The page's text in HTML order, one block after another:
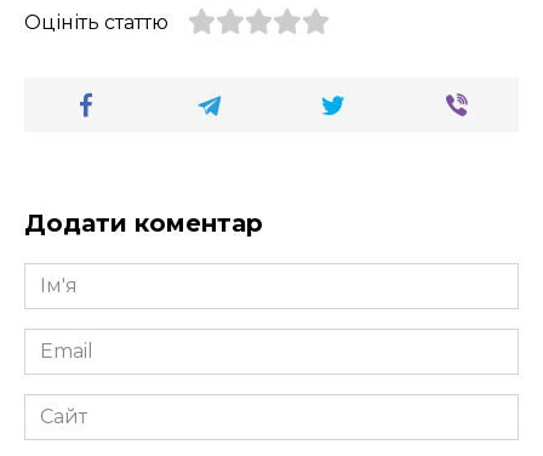
Оцініть статтю
Додати коментар
Ім'я
*
Email
*
Сайт